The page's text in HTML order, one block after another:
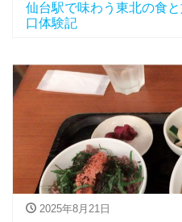
仙台駅で味わう東北の食
口体験記
2025年8月21日